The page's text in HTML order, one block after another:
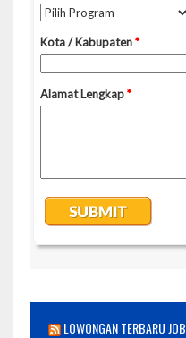
LOWONGAN TERBARU